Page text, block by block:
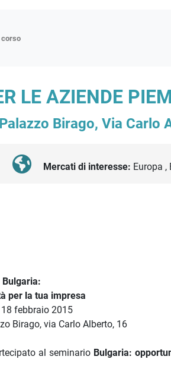
approfondimento
LE AZIENDE
Birago, Via Carlo
Mercati di interesse: Europa ,
Bulgaria:
per la tua impresa
febbraio 2015
Birago, via Carlo Alberto, 16
al seminario Bulgaria: